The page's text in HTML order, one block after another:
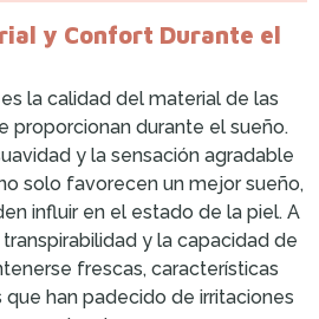
y Confort Durante el
la calidad del material de las
proporcionan durante el sueño.
y la sensación agradable
solo favorecen un mejor sueño,
influir en el estado de la piel. A
y la capacidad de
frescas, características
han padecido de irritaciones